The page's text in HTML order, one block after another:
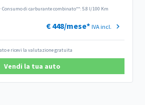
·Consumo di carburante combinato**: 5.8 l/100 Km
€ 448/mese* IVA incl.
e ricevi la valutazione gratuita
Vendi la tua auto